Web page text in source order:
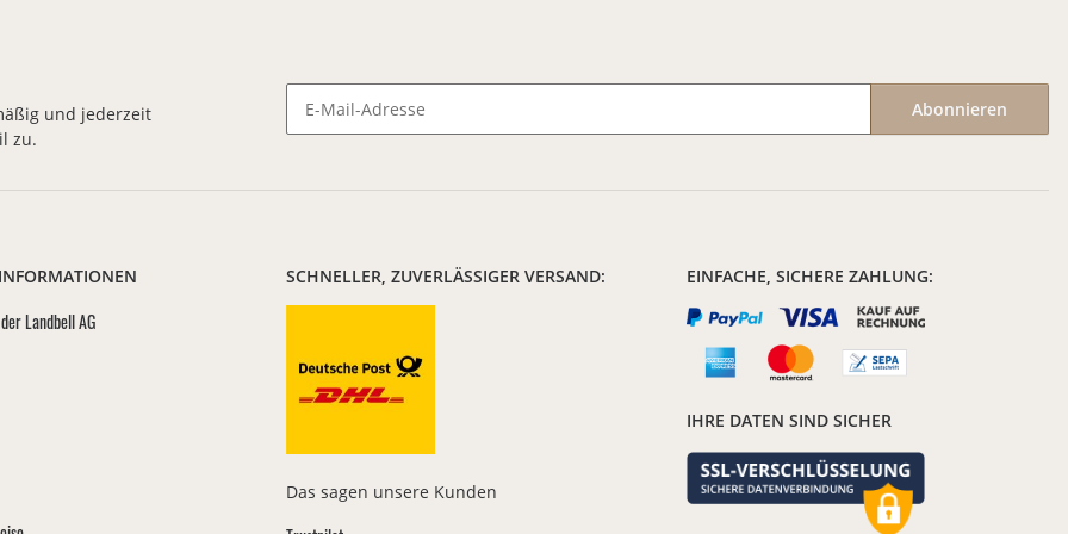
und jederzeit
zu.
Abonnieren
Landbell AG
SCHNELLER, ZUVERLÄSSIGER VERSAND:
Das sagen unsere Kunden
EINFACHE, SICHERE ZAHLUNG:
IHRE DATEN SIND SICHER